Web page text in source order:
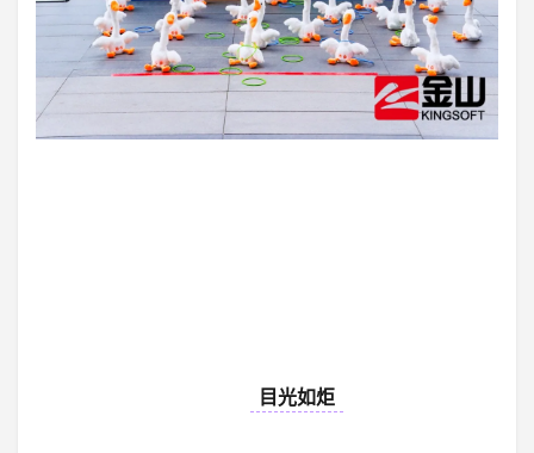
目光如炬